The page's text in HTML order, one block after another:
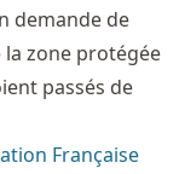
demande de
zone protégée
passés de
Française